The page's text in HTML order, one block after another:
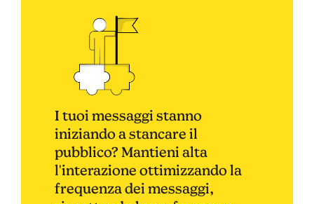
I tuoi messaggi stanno
iniziando a stancare il
pubblico? Mantieni alta
l'interazione ottimizzando la
frequenza dei messaggi,